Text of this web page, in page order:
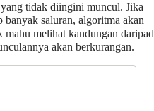
tidak diingini muncul. Jika
banyak saluran, algoritma akan
mahu melihat kandungan
akan berkurangan.